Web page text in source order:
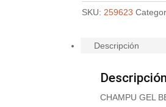
SKU:259623
Descripción
Descripción
CHAMPU GEL